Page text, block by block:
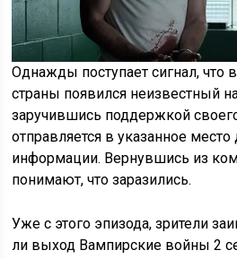
Однажды поступает сигнал, что
страны появился неизвестный
заручившись поддержкой
отправляется в указанное
информации. Вернувшись из
понимают, что заразились.
Уже с этого эпизода, зрители
ли выход Вампирские войны 2